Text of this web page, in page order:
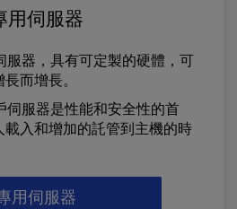
用伺服器
服器，具有可定製的硬體，可
而增長。
伺服器是性能和安全性的首
載入和增加的託管到主機的時
用伺服器